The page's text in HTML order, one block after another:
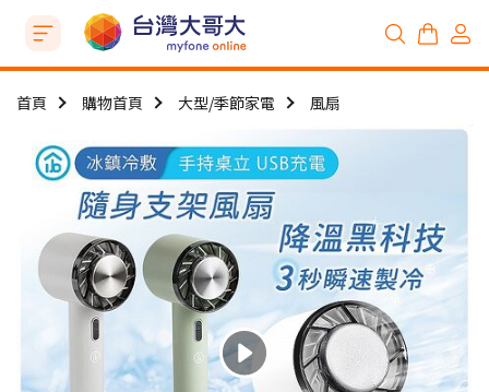
首頁 購物首頁 大型/季節家電 風扇